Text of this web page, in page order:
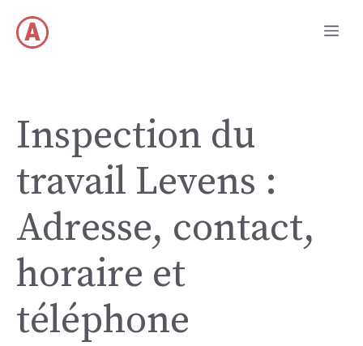
content
Inspection du
travail Levens :
Adresse, contact,
horaire et
téléphone